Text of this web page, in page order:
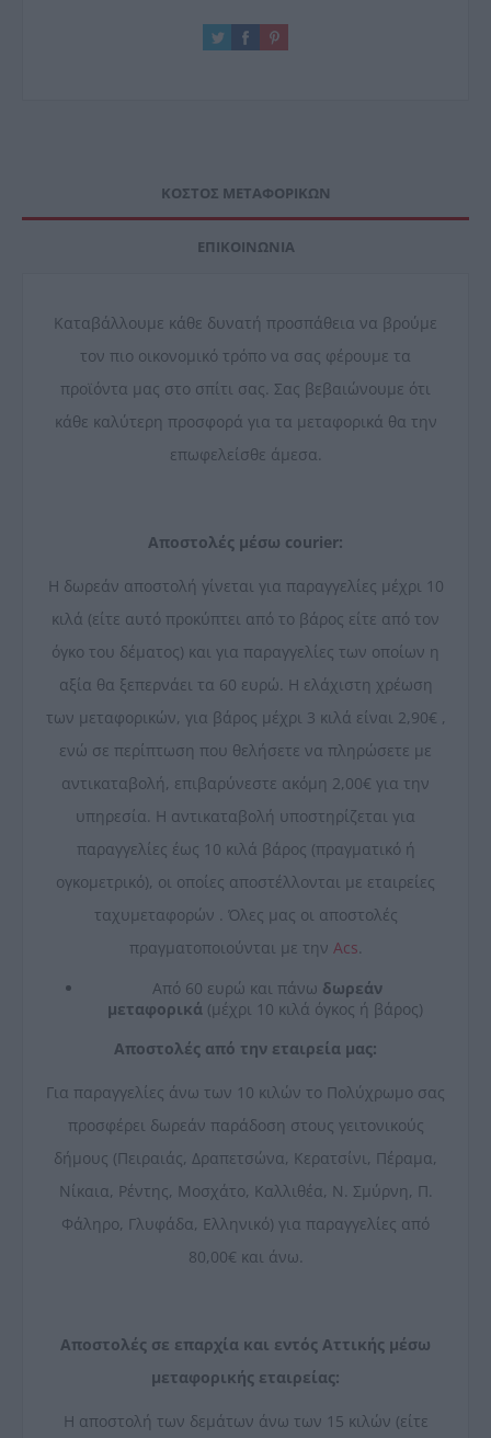
ΚΌΣΤΟΣ ΜΕΤΑΦΟΡΙΚΏΝ
ΕΠΙΚΟΙΝΩΝΊΑ
Καταβάλλουμε κάθε δυνατή προσπάθεια να βρούμε
τον πιο οικονομικό τρόπο να σας φέρουμε τα
προϊόντα μας στο σπίτι σας. Σας βεβαιώνουμε ότι
κάθε καλύτερη προσφορά για τα μεταφορικά θα την
επωφελείσθε άμεσα.
Αποστολές μέσω courier:
Η δωρεάν αποστολή γίνεται για παραγγελίες μέχρι 10
κιλά (είτε αυτό προκύπτει από το βάρος είτε από τον
όγκο του δέματος) και για παραγγελίες των οποίων η
αξία θα ξεπερνάει τα 60 ευρώ. Η ελάχιστη χρέωση
των μεταφορικών, για βάρος μέχρι 3 κιλά είναι 2,90€ ,
ενώ σε περίπτωση που θελήσετε να πληρώσετε με
αντικαταβολή, επιβαρύνεστε ακόμη 2,00€ για την
υπηρεσία. Η αντικαταβολή υποστηρίζεται για
παραγγελίες έως 10 κιλά βάρος (πραγματικό ή
ογκομετρικό), οι οποίες αποστέλλονται με εταιρείες
ταχυμεταφορών . Όλες μας οι αποστολές
πραγματοποιούνται με την Acs.
Από 60 ευρώ και πάνω δωρεάν
μεταφορικά (μέχρι 10 κιλά όγκος ή βάρος)
Αποστολές από την εταιρεία μας:
Για παραγγελίες άνω των 10 κιλών το Πολύχρωμο σας
προσφέρει δωρεάν παράδοση στους γειτονικούς
δήμους (Πειραιάς, Δραπετσώνα, Κερατσίνι, Πέραμα,
Νίκαια, Ρέντης, Μοσχάτο, Καλλιθέα, Ν. Σμύρνη, Π.
Φάληρο, Γλυφάδα, Ελληνικό) για παραγγελίες από
80,00€ και άνω.
Αποστολές σε επαρχία και εντός Αττικής μέσω
μεταφορικής εταιρείας:
Η αποστολή των δεμάτων άνω των 15 κιλών (είτε